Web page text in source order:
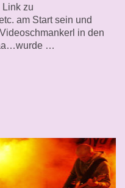
zu
am Start sein und
in den
…